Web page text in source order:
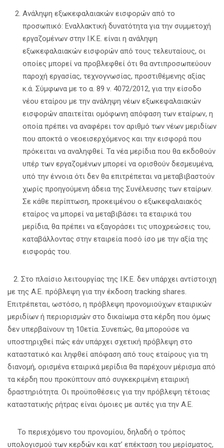
Ανάληψη εξωκεφαλαιακών εισφορών από το
προσωπικό: Εναλλακτική δυνατότητα για την συμμετοχή
εργαζομένων στην Ι.Κ.Ε. είναι η ανάληψη
εξωκεφαλαιακών εισφορών από τους τελευταίους, οι
οποίες μπορεί να προβλεφθεί ότι θα αντιπροσωπεύουν
παροχή εργασίας, τεχνογνωσίας, προστιθέμενης αξίας
κ.ά. Σύμφωνα με το α. 89 ν. 4072/2012, για την είσοδο
νέου εταίρου με την ανάληψη νέων εξωκεφαλαιακών
εισφορών απαιτείται ομόφωνη απόφαση των εταίρων, η
οποία πρέπει να αναφέρει τον αριθμό των νέων μεριδίων
που αποκτά ο νεοεισερχόμενος και την εισφορά που
πρόκειται να αναληφθεί. Τα νέα μερίδια που θα εκδοθούν
υπέρ των εργαζομένων μπορεί να ορισθούν δεσμευμένα,
υπό την έννοια ότι δεν θα επιτρέπεται να μεταβιβαστούν
χωρίς προηγούμενη άδεια της Συνέλευσης των εταίρων.
Σε κάθε περίπτωση, προκειμένου ο εξωκεφαλαιακός
εταίρος να μπορεί να μεταβιβάσει τα εταιρικά του
μερίδια, θα πρέπει να εξαγοράσει τις υποχρεώσεις του,
καταβάλλοντας στην εταιρεία ποσό ίσο με την αξία της
εισφοράς του.
2. Στο πλαίσιο λειτουργίας της Ι.Κ.Ε. δεν υπάρχει αντίστοιχη
με της Α.Ε. πρόβλεψη για την έκδοση tracking shares.
Επιτρέπεται, ωστόσο, η πρόβλεψη προνομιούχων εταιρικών
μεριδίων ή περιορισμών στο δικαίωμα στα κέρδη που όμως
δεν υπερβαίνουν τη 10ετία. Συνεπώς, θα μπορούσε να
υποστηριχθεί πώς εάν υπάρχει σχετική πρόβλεψη στο
καταστατικό και ληφθεί απόφαση από τους εταίρους για τη
διανομή, ορισμένα εταιρικά μερίδια θα παρέχουν μέρισμα από
τα κέρδη που προκύπτουν από συγκεκριμένη εταιρική
δραστηριότητα. Οι προϋποθέσεις για την πρόβλεψη τέτοιας
καταστατικής ρήτρας είναι όμοιες με αυτές για την Α.Ε.
Το περιεχόμενο του προνομίου, δηλαδή ο τρόπος
υπολογισμού των κερδών και κατ’ επέκταση του μερίσματος,